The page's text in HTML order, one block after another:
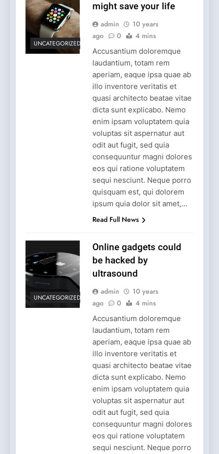
UNCATEGORIZED
might save your life
admin
10 years
ago
0 4 mins
Accusantium doloremque
laudantium, totam rem
aperiam, eaque ipsa quae ab
illo inventore veritatis et
quasi architecto beatae vitae
dicta sunt explicabo. Nemo
enim ipsam voluptatem quia
voluptas sit aspernatur aut
odit aut fugit, sed quia
consequuntur magni dolores
eos qui ratione voluptatem
sequi nesciunt. Neque porro
quisquam est, qui dolorem
ipsum quia dolor sit amet,...
Read Full News
UNCATEGORIZED
Online gadgets could
be hacked by
ultrasound
admin
10 years
ago
0 4 mins
Accusantium doloremque
laudantium, totam rem
aperiam, eaque ipsa quae ab
illo inventore veritatis et
quasi architecto beatae vitae
dicta sunt explicabo. Nemo
enim ipsam voluptatem quia
voluptas sit aspernatur aut
odit aut fugit, sed quia
consequuntur magni dolores
eos qui ratione voluptatem
sequi nesciunt. Neque porro